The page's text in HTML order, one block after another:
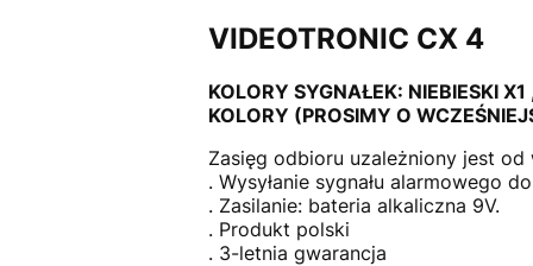
VIDEOTRONIC CX 4
KOLORY SYGNAŁEK: NIEBIESKI
KOLORY (PROSIMY O
Zasięg odbioru uzależniony jest
. Wysyłanie sygnału alarmowego
. Zasilanie: bateria alkaliczna 9V.
. Produkt polski
. 3-letnia gwarancja